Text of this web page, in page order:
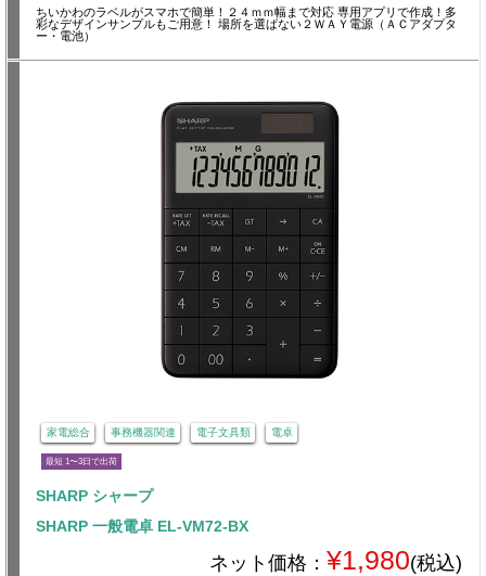
ちいかわのラベルがスマホで簡単！２４ｍｍ幅まで対応 専用アプリで作成！多
彩なデザインサンプルもご用意！ 場所を選ばない２ＷＡＹ電源（ＡＣアダプタ
ー・電池）
家電総合 事務機器関連 電子文具類 電卓
最短 1〜3日で出荷
SHARP シャープ
SHARP 一般電卓 EL-VM72-BX
ネット価格： ¥1,980(税込)